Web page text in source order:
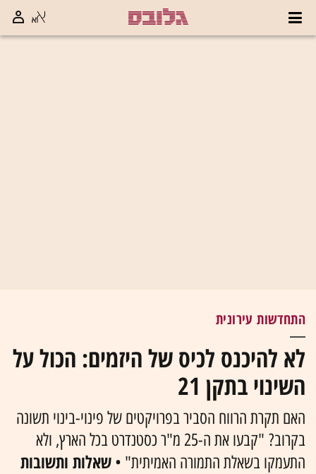
התחדשות עירונית
לא להיכנס לכיס של היזמים: הכול על
השינוי בתקן 21
האם תקרת הרווח הסביר בפרויקטים של פינוי-בינוי תשונה
בקרוב? "קבעו את ה-25 מ"ר כסטנדרט בכל הארץ, ולא
התעמקו בשאלת התמורה האמיתית" • שאלות ותשובות